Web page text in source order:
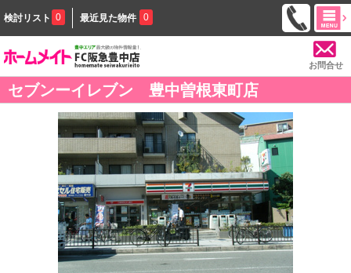
検討リスト 0 最近見た物件 0
お問合せ
セブンーイレブン 豊中曽根東町店